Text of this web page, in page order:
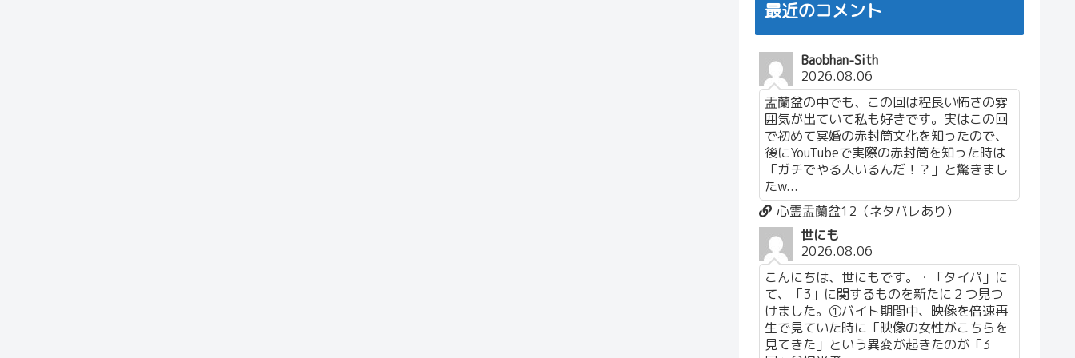
最近のコメント
Baobhan-Sith
2026.08.06
盂蘭盆の中でも、この回は程良い怖さの雰
囲気が出ていて私も好きです。実はこの回
で初めて冥婚の赤封筒文化を知ったので、
後にYouTubeで実際の赤封筒を知った時は
「ガチでやる人いるんだ！？」と驚きまし
たw...
心霊盂蘭盆12（ネタバレあり）
世にも
2026.08.06
こんにちは、世にもです。・「タイパ」に
て、「3」に関するものを新たに２つ見つ
けました。①バイト期間中、映像を倍速再
生で見ていた時に「映像の女性がこちらを
見てきた」という異変が起きたのが「3